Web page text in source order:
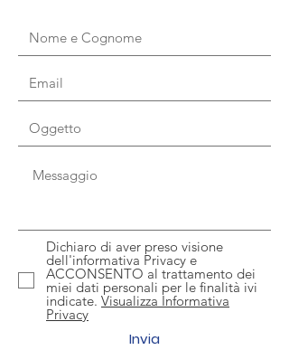
Dichiaro di aver preso visione
dell'informativa Privacy e
ACCONSENTO al trattamento dei
miei dati personali per le finalità ivi
indicate. Visualizza Informativa
Privacy
Invia